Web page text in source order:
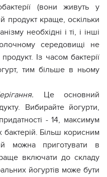
(вони живуть у
продукт краще, оскільки
необхідні і ті, і інші
середовищі не
Із часом бактерії
тим більше в ньому
Це основний
Вибирайте йогурти,
- 14, максимум
Більш корисним
можна приготувати в
включати до складу
йогуртів може бути